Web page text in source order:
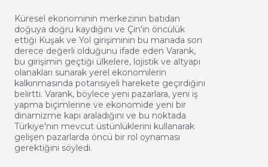
Küresel ekonominin merkezinin batıdan
doğuya doğru kaydığını ve Çin'in öncülük
ettiği Kuşak ve Yol girişiminin bu manada son
derece değerli olduğunu ifade eden Varank,
bu girişimin geçtiği ülkelere, lojistik ve altyapı
olanakları sunarak yerel ekonomilerin
kalkınmasında potansiyeli harekete geçirdiğini
belirtti. Varank, böylece yeni pazarlara, yeni iş
yapma biçimlerine ve ekonomide yeni bir
dinamizme kapı araladığını ve bu noktada
Türkiye'nin mevcut üstünlüklerini kullanarak
gelişen pazarlarda öncü bir rol oynaması
gerektiğini söyledi.